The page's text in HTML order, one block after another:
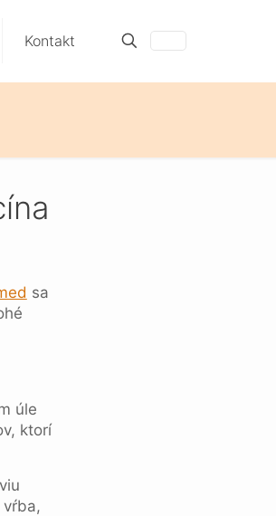
Kontakt
sa
úle
ktorí